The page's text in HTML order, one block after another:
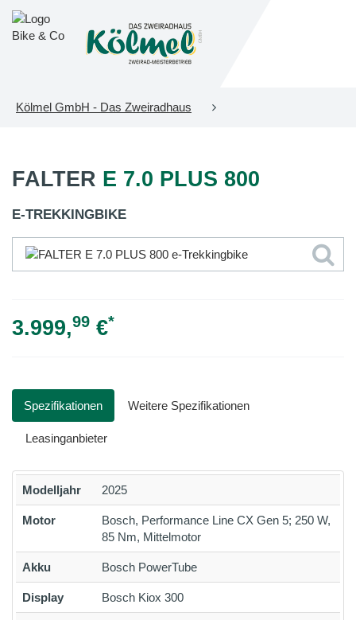
Kölmel GmbH - Das Zweiradhaus
FALTER E 7.0 PLUS 800
E-TREKKINGBIKE
3.999,99 €*
Spezifikationen Weitere Spezifikationen
Leasinganbieter
Modelljahr 2025
Motor
Bosch, Performance Line CX Gen 5; 250 W,
85 Nm, Mittelmotor
Akku Bosch PowerTube
Display Bosch Kiox 300